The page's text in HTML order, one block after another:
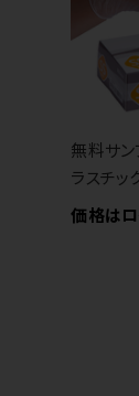
無料サ
ラスチ
価格は